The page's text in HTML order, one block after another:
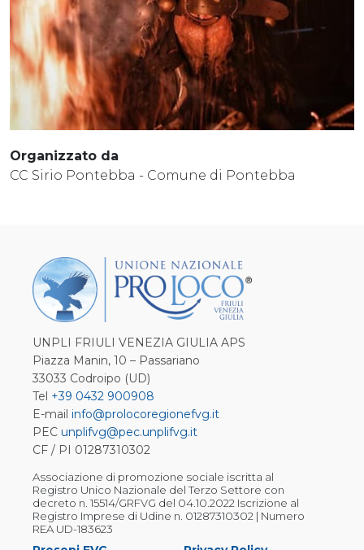
Organizzato da
CC Sirio Pontebba - Comune di Pontebba
UNPLI FRIULI VENEZIA GIULIA APS
Piazza Manin, 10 – Passariano
33033 Codroipo (UD)
Tel +39 0432 900908
E-mail info@prolocoregionefvg.it
PEC unplifvg@pec.unplifvg.it
CF / PI 01287310302
Associazione di promozione sociale iscritta al
Registro Unico Nazionale del Terzo Settore con
decreto n. 15514/GRFVG del 04.10.2022 Iscrizione al
Registro Imprese di Udine n. 01287310302 | Numero
REA UD-183623